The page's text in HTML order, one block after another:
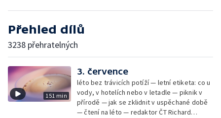
Přehled dílů
3238 přehratelných
151 min
3. července
léto bez trávicích potíží — letní etiketa: co u
vody, v hotelích nebo v letadle — piknik v
přírodě — jak se zklidnit v uspěchané době
— čtení na léto — redaktor ČT Richard